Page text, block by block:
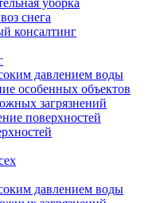
уборка
снега
консалтинг
давлением воды
особенных объектов
загрязнений
поверхностей
давлением воды